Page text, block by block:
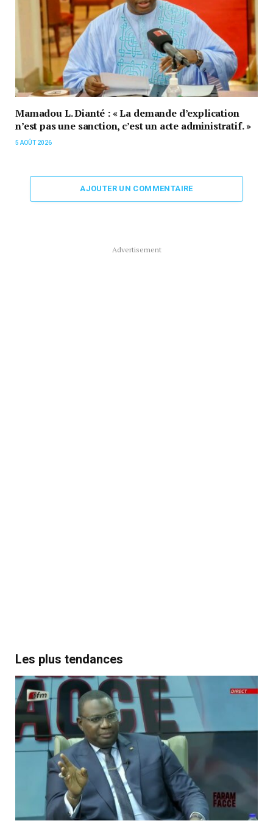
Mamadou L. Dianté : « La demande d’explication
n’est pas une sanction, c’est un acte administratif. »
5 AOÛT 2026
AJOUTER UN COMMENTAIRE
Advertisement
Les plus tendances